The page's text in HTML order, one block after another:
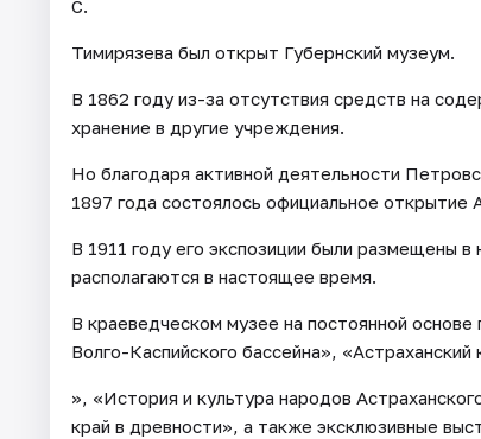
С.
Тимирязева был открыт Губернский музеум.
В 1862 году из-за отсутствия средств на
хранение в другие учреждения.
Но благодаря активной деятельности
1897 года состоялось официальное открытие
В 1911 году его экспозиции были размещены
располагаются в настоящее время.
В краеведческом музее на постоянной
Волго-Каспийского бассейна», «Астраханский
», «История и культура народов
край в древности», а также эксклюзивные